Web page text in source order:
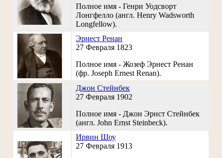
Полное имя - Генри Уодсворт
Лонгфелло (англ. Henry Wadsworth
Longfellow).
Эрнест Ренан
27 Февраля 1823
Полное имя - Жозеф Эрнест Ренан
(фр. Joseph Ernest Renan).
Джон Стейнбек
27 Февраля 1902
Полное имя - Джон Эрнст Стейнбек
(англ. John Ernst Steinbeck).
Ирвин Шоу
27 Февраля 1913